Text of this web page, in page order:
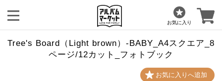
お気に入り
Tree's Board（Light brown）-BABY_A4スクエア_8
ページ/12カット_フォトブック